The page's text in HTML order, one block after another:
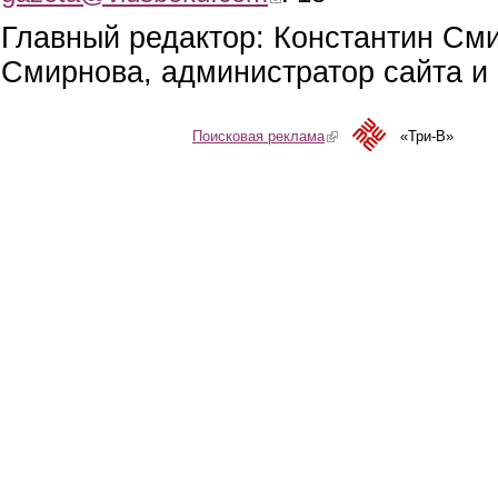
Главный редактор: Константин
Смирнова, администратор сайта
Поисковая реклама(link is external)«Три-В»